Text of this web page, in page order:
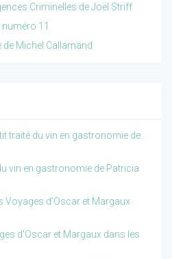
Criminelles de Joël Striff
11
Michel Callamand
traité du vin en gastronomie de
vin en gastronomie de Patricia
Voyages d'Oscar et Margaux
d'Oscar et Margaux dans les